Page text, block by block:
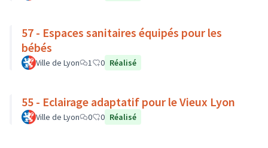
57 - Espaces sanitaires équipés pour les
bébés
Ville de Lyon 1 0 Réalisé
55 - Eclairage adaptatif pour le Vieux Lyon
Ville de Lyon 0 0 Réalisé